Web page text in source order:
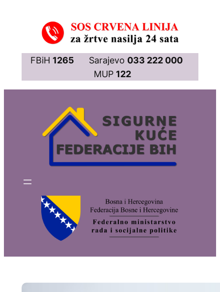
FBiH 1265 Sarajevo 033 222 000
MUP 122